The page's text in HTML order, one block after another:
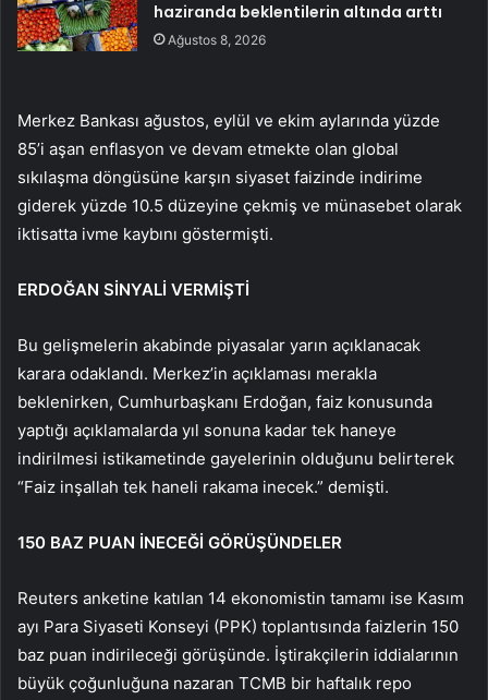
haziranda beklentilerin altında arttı
Ağustos 8, 2026
Merkez Bankası ağustos, eylül ve ekim aylarında yüzde
85’i aşan enflasyon ve devam etmekte olan global
sıkılaşma döngüsüne karşın siyaset faizinde indirime
giderek yüzde 10.5 düzeyine çekmiş ve münasebet olarak
iktisatta ivme kaybını göstermişti.
ERDOĞAN SİNYALİ VERMİŞTİ
Bu gelişmelerin akabinde piyasalar yarın açıklanacak
karara odaklandı. Merkez’in açıklaması merakla
beklenirken, Cumhurbaşkanı Erdoğan, faiz konusunda
yaptığı açıklamalarda yıl sonuna kadar tek haneye
indirilmesi istikametinde gayelerinin olduğunu belirterek
“Faiz inşallah tek haneli rakama inecek.” demişti.
150 BAZ PUAN İNECEĞİ GÖRÜŞÜNDELER
Reuters anketine katılan 14 ekonomistin tamamı ise Kasım
ayı Para Siyaseti Konseyi (PPK) toplantısında faizlerin 150
baz puan indirileceği görüşünde. İştirakçilerin iddialarının
büyük çoğunluğuna nazaran TCMB bir haftalık repo